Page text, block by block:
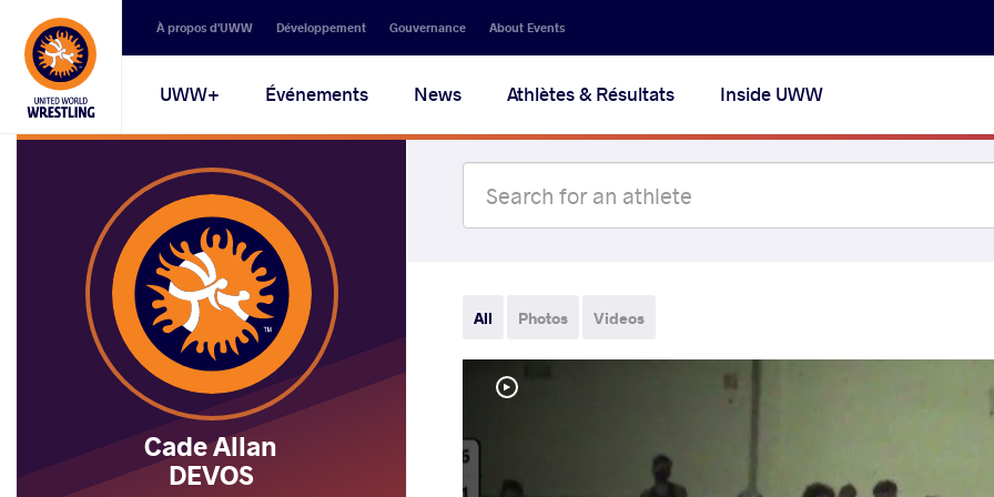
Secondary
navigation
À propos d'UWW Développement Gouvernance About Events
Main
navigation
UWW+ Événements News Athlètes & Résultats Inside UWW
Cade Allan
DEVOS
All Photos Videos